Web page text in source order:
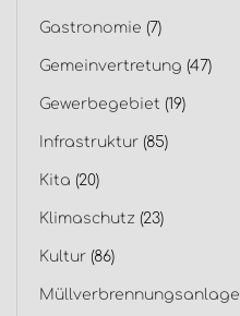
Gastronomie (7)
Gemeinvertretung (47)
Gewerbegebiet (19)
Infrastruktur (85)
Kita (20)
Klimaschutz (23)
Kultur (86)
Müllverbrennungsanlage